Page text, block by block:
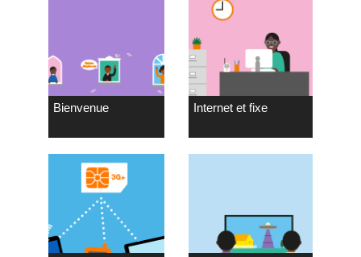
Bienvenue Internet et fixe